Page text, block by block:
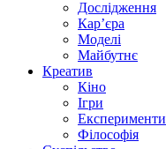
Дослідження
Кар’єра
Моделі
Майбутнє
Креатив
Кіно
Ігри
Експерименти
Філософія